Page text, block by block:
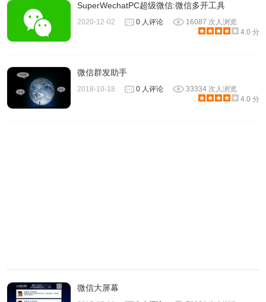
SuperWechatPC超级微信:微信多开工具
2020-12-02 0 人评论
16087 次人浏览
4.0 分
微信群发助手
2018-10-18 0 人评论
33334 次人浏览
4.0 分
微信大屏幕